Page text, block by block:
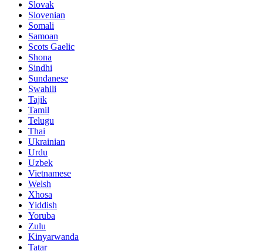
Slovak
Slovenian
Somali
Samoan
Scots Gaelic
Shona
Sindhi
Sundanese
Swahili
Tajik
Tamil
Telugu
Thai
Ukrainian
Urdu
Uzbek
Vietnamese
Welsh
Xhosa
Yiddish
Yoruba
Zulu
Kinyarwanda
Tatar